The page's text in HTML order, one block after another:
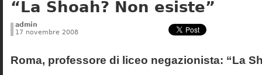
“La Shoah? Non esiste”
admin
17 novembre 2008
Roma, professore di liceo negazionista: “La